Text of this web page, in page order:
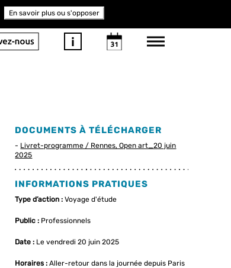
DOCUMENTS À TÉLÉCHARGER
Livret-programme / Rennes, Open art_20 juin
2025
INFORMATIONS PRATIQUES
Type d’action : Voyage d'étude
Public : Professionnels
Date : Le vendredi 20 juin 2025
Horaires : Aller-retour dans la journée depuis Paris
En savoir plus ou s'opposer